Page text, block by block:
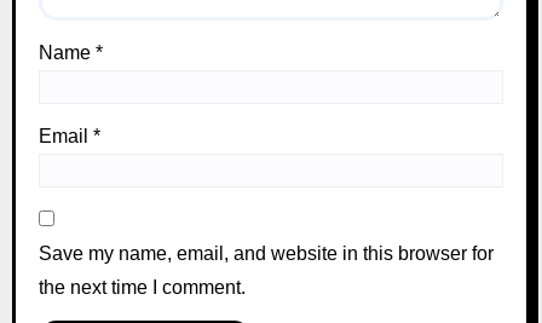
Name*
Email*
Save my name, email, and website in this browser for
the next time I comment.